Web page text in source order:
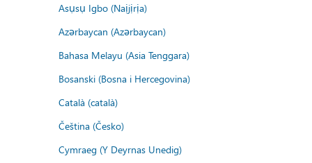
Asụsụ Igbo (Naịjịrịa)
Azərbaycan (Azərbaycan)
Bahasa Melayu (Asia Tenggara)
Bosanski (Bosna i Hercegovina)
Català (català)
Čeština (Česko)
Cymraeg (Y Deyrnas Unedig)